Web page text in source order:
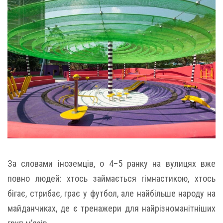
За словами іноземців, о 4–5 ранку на вулицях вже
повно людей: хтось займається гімнастикою, хтось
бігає, стрибає, грає у футбол, але найбільше народу на
майданчиках, де є тренажери для найрізноманітніших